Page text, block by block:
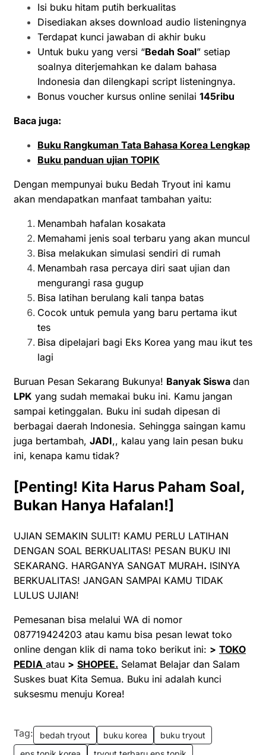
Isi buku hitam putih berkualitas
Disediakan akses download audio listeningnya
Terdapat kunci jawaban di akhir buku
Untuk buku yang versi “Bedah Soal” setiap
soalnya diterjemahkan ke dalam bahasa
Indonesia dan dilengkapi script listeningnya.
Bonus voucher kursus online senilai 145ribu
Baca juga:
Buku Rangkuman Tata Bahasa Korea Lengkap
Buku panduan ujian TOPIK
Dengan mempunyai buku Bedah Tryout ini kamu
akan mendapatkan manfaat tambahan yaitu:
Menambah hafalan kosakata
Memahami jenis soal terbaru yang akan muncul
Bisa melakukan simulasi sendiri di rumah
Menambah rasa percaya diri saat ujian dan
mengurangi rasa gugup
Bisa latihan berulang kali tanpa batas
Cocok untuk pemula yang baru pertama ikut
tes
Bisa dipelajari bagi Eks Korea yang mau ikut tes
lagi
Buruan Pesan Sekarang Bukunya! Banyak Siswa dan
LPK yang sudah memakai buku ini. Kamu jangan
sampai ketinggalan. Buku ini sudah dipesan di
berbagai daerah Indonesia. Sehingga saingan kamu
juga bertambah, JADI,, kalau yang lain pesan buku
ini, kenapa kamu tidak?
[Penting! Kita Harus Paham Soal,
Bukan Hanya Hafalan!]
UJIAN SEMAKIN SULIT! KAMU PERLU LATIHAN
DENGAN SOAL BERKUALITAS! PESAN BUKU INI
SEKARANG. HARGANYA SANGAT MURAH. ISINYA
BERKUALITAS! JANGAN SAMPAI KAMU TIDAK
LULUS UJIAN!
Pemesanan bisa melalui WA di nomor
087719424203 atau kamu bisa pesan lewat toko
online dengan klik di nama toko berikut ini: > TOKO
PEDIA atau > SHOPEE. Selamat Belajar dan Salam
Suskes buat Kita Semua. Buku ini adalah kunci
suksesmu menuju Korea!
Tag: bedah tryout buku korea
buku tryout